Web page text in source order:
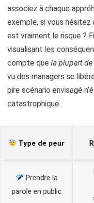
associez à chaque
exemple, si vous hésitez
est vraiment le risque ?
visualisant les
compte que la plupart
vu des managers se
pire scénario envisagé
catastrophique.
Type de peur
Prendre la
parole en public